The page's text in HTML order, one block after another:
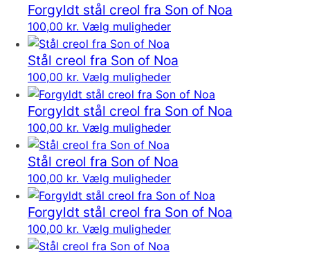
Forgyldt stål creol fra Son of Noa
100,00 kr. Vælg muligheder
Stål creol fra Son of Noa
100,00 kr. Vælg muligheder
Forgyldt stål creol fra Son of Noa
100,00 kr. Vælg muligheder
Stål creol fra Son of Noa
100,00 kr. Vælg muligheder
Forgyldt stål creol fra Son of Noa
100,00 kr. Vælg muligheder